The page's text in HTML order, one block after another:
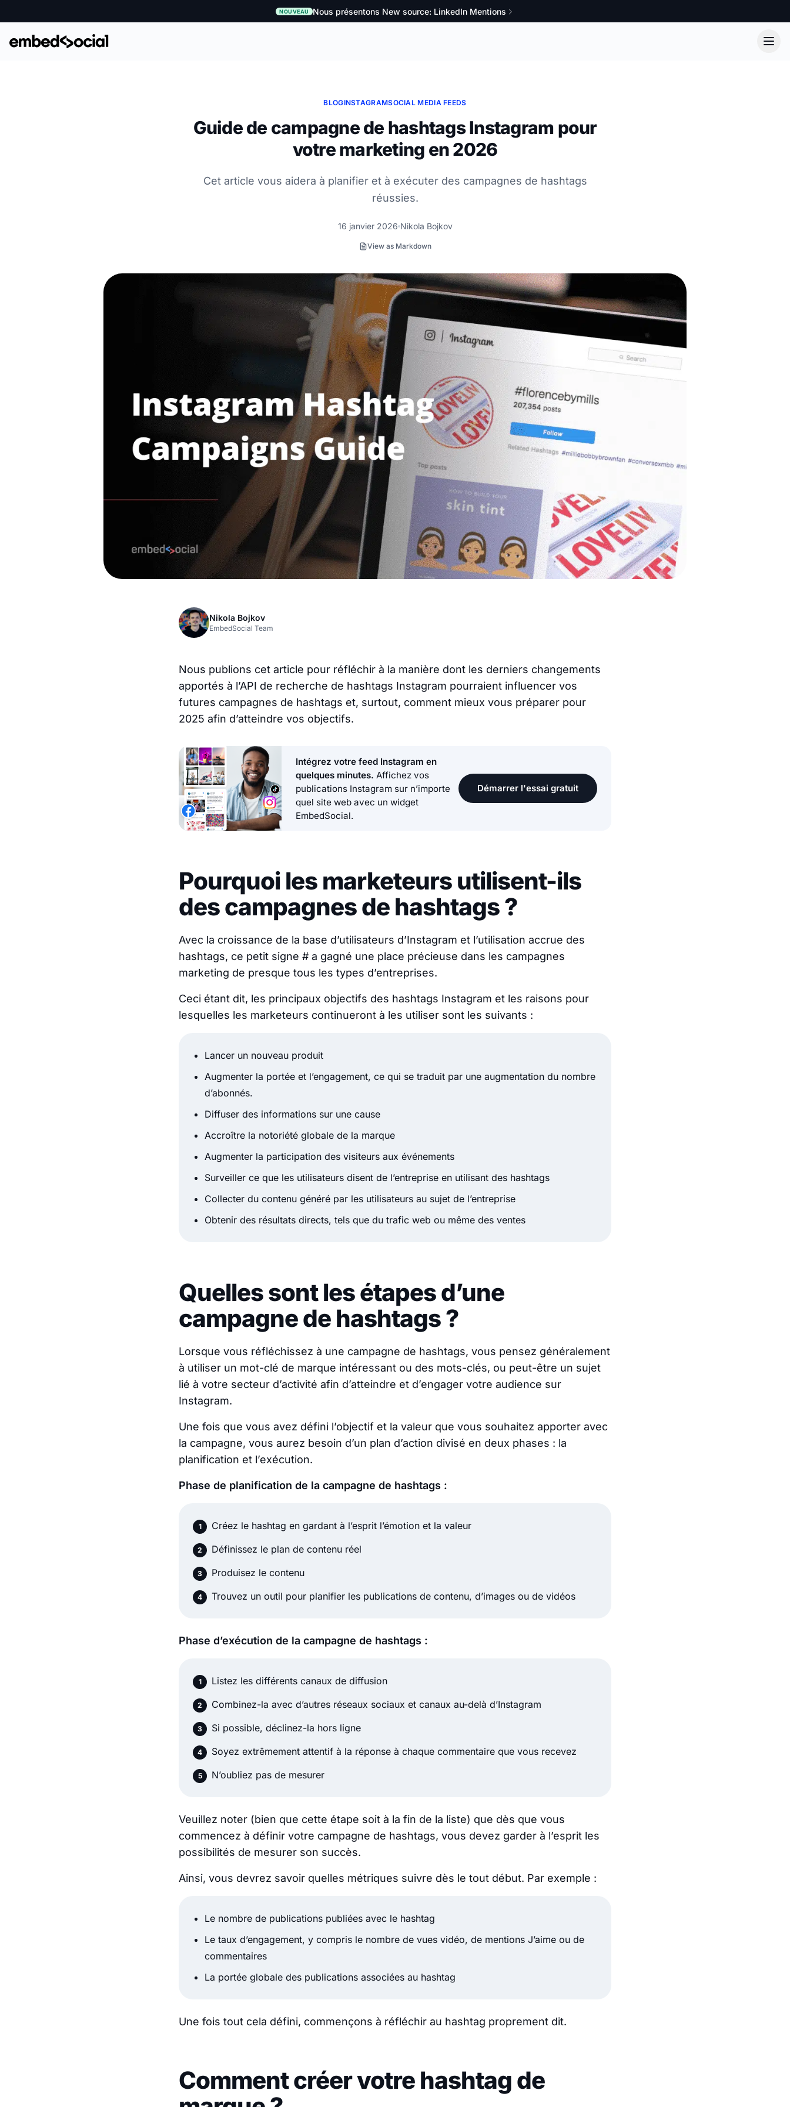
NOUVEAU Nous présentons New source: LinkedIn Mentions
BLOGINSTAGRAMSOCIAL MEDIA FEEDS
Guide de campagne de hashtags Instagram pour
votre marketing en 2026
Cet article vous aidera à planifier et à exécuter des campagnes de hashtags
réussies.
16 janvier 2026 Nikola Bojkov
View as Markdown
Nikola Bojkov
EmbedSocial Team
Nous publions cet article pour réfléchir à la manière dont les derniers changements
apportés à l’API de recherche de hashtags Instagram pourraient influencer vos
futures campagnes de hashtags et, surtout, comment mieux vous préparer pour
2025 afin d’atteindre vos objectifs.
Intégrez votre feed Instagram en
quelques minutes. Affichez vos
publications Instagram sur n’importe
quel site web avec un widget
EmbedSocial.
Démarrer l'essai gratuit
Pourquoi les marketeurs utilisent-ils
des campagnes de hashtags ?
Avec la croissance de la base d’utilisateurs d’Instagram et l’utilisation accrue des
hashtags, ce petit signe # a gagné une place précieuse dans les campagnes
marketing de presque tous les types d’entreprises.
Ceci étant dit, les principaux objectifs des hashtags Instagram et les raisons pour
lesquelles les marketeurs continueront à les utiliser sont les suivants :
Lancer un nouveau produit
Augmenter la portée et l’engagement, ce qui se traduit par une augmentation du nombre
d’abonnés.
Diffuser des informations sur une cause
Accroître la notoriété globale de la marque
Augmenter la participation des visiteurs aux événements
Surveiller ce que les utilisateurs disent de l’entreprise en utilisant des hashtags
Collecter du contenu généré par les utilisateurs au sujet de l’entreprise
Obtenir des résultats directs, tels que du trafic web ou même des ventes
Quelles sont les étapes d’une
campagne de hashtags ?
Lorsque vous réfléchissez à une campagne de hashtags, vous pensez généralement
à utiliser un mot-clé de marque intéressant ou des mots-clés, ou peut-être un sujet
lié à votre secteur d’activité afin d’atteindre et d’engager votre audience sur
Instagram.
Une fois que vous avez défini l’objectif et la valeur que vous souhaitez apporter avec
la campagne, vous aurez besoin d’un plan d’action divisé en deux phases : la
planification et l’exécution.
Phase de planification de la campagne de hashtags :
Créez le hashtag en gardant à l’esprit l’émotion et la valeur
Définissez le plan de contenu réel
Produisez le contenu
Trouvez un outil pour planifier les publications de contenu, d’images ou de vidéos
Phase d’exécution de la campagne de hashtags :
Listez les différents canaux de diffusion
Combinez-la avec d’autres réseaux sociaux et canaux au-delà d’Instagram
Si possible, déclinez-la hors ligne
Soyez extrêmement attentif à la réponse à chaque commentaire que vous recevez
N’oubliez pas de mesurer
Veuillez noter (bien que cette étape soit à la fin de la liste) que dès que vous
commencez à définir votre campagne de hashtags, vous devez garder à l’esprit les
possibilités de mesurer son succès.
Ainsi, vous devrez savoir quelles métriques suivre dès le tout début. Par exemple :
Le nombre de publications publiées avec le hashtag
Le taux d’engagement, y compris le nombre de vues vidéo, de mentions J’aime ou de
commentaires
La portée globale des publications associées au hashtag
Une fois tout cela défini, commençons à réfléchir au hashtag proprement dit.
Comment créer votre hashtag de